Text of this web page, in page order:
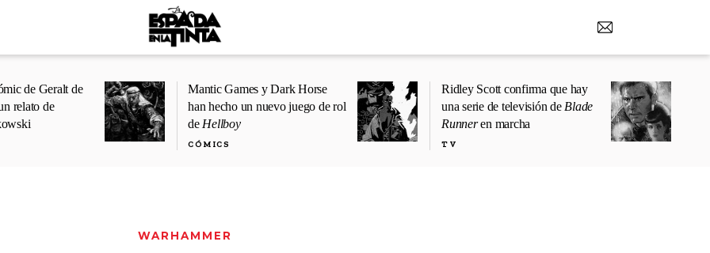
de Geralt de
relato de
Mantic Games y Dark Horse
han hecho un nuevo juego de rol
de Hellboy
CÓMICS
Ridley Scott confirma que hay
una serie de televisión de Blade
Runneren marcha
TV
WARHAMMER